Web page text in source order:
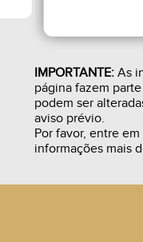
IMPORTANTE:As
página fazem
podem ser
aviso prévio.
Por favor, entre
informações mais